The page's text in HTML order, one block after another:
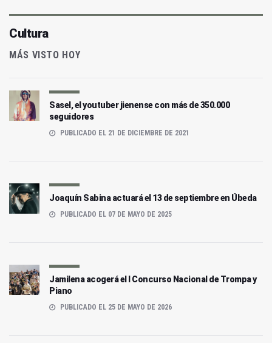
Cultura
MÁS VISTO HOY
Sasel, el youtuber jienense con más de 350.000
seguidores
PUBLICADO EL 21 DE DICIEMBRE DE 2021
Joaquín Sabina actuará el 13 de septiembre en Úbeda
PUBLICADO EL 07 DE MAYO DE 2025
Jamilena acogerá el I Concurso Nacional de Trompa y
Piano
PUBLICADO EL 25 DE MAYO DE 2026